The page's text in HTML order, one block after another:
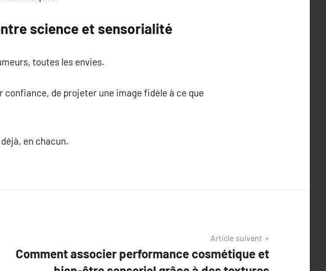
science et sensorialité
toutes les envies.
de projeter une image fidèle à ce que
en chacun.
Article suivant
Comment associer performance cosmétique et